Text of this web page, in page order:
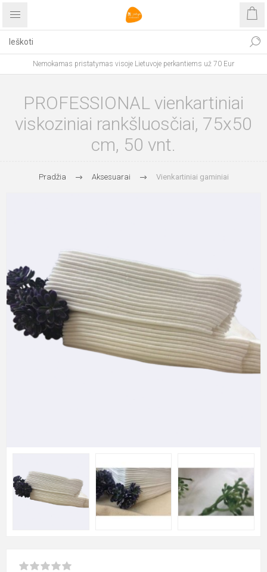
Nemokamas pristatymas visoje Lietuvoje perkantiems už 70 Eur
PROFESSIONAL vienkartiniai
viskoziniai rankšluosčiai, 75x50
cm, 50 vnt.
Pradžia Aksesuarai Vienkartiniai gaminiai